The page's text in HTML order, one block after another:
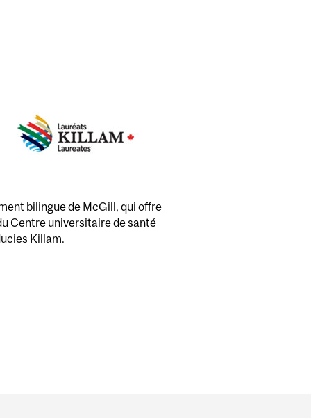
bilingue de McGill, qui offre
Centre universitaire de santé
Killam.